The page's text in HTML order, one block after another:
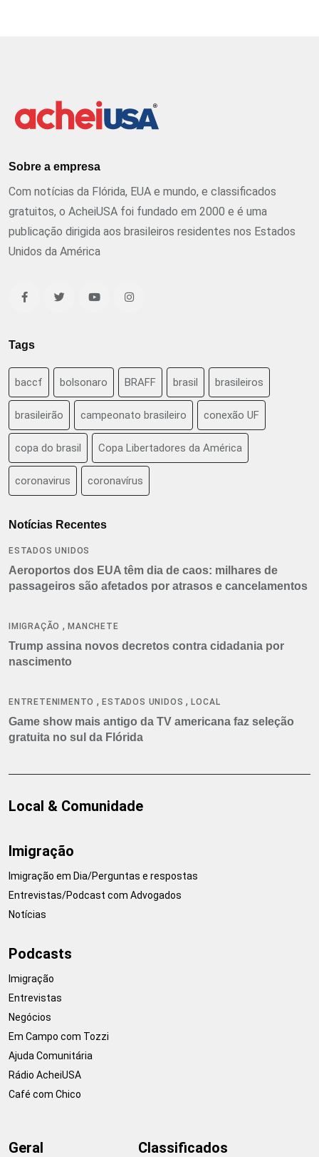
Sobre a empresa
Com notícias da Flórida, EUA e mundo, e classificados
gratuitos, o AcheiUSA foi fundado em 2000 e é uma
publicação dirigida aos brasileiros residentes nos Estados
Unidos da América
Tags
baccf bolsonaro BRAFF brasil brasileiros
brasileirão campeonato brasileiro conexão UF
copa do brasil Copa Libertadores da América
coronavirus coronavírus
Notícias Recentes
ESTADOS UNIDOS
Aeroportos dos EUA têm dia de caos: milhares de
passageiros são afetados por atrasos e cancelamentos
IMIGRAÇÃO ,MANCHETE
Trump assina novos decretos contra cidadania por
nascimento
ENTRETENIMENTO ,ESTADOS UNIDOS ,LOCAL
Game show mais antigo da TV americana faz seleção
gratuita no sul da Flórida
Local & Comunidade
Imigração
Imigração em Dia/Perguntas e respostas
Entrevistas/Podcast com Advogados
Notícias
Podcasts
Imigração
Entrevistas
Negócios
Em Campo com Tozzi
Ajuda Comunitária
Rádio AcheiUSA
Café com Chico
Geral Classificados